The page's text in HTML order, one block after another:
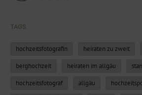
TAGS
hochzeitsfotografin heiraten zu zweit
berghochzeit heiraten im allgäu
hochzeitsfotograf allgäu